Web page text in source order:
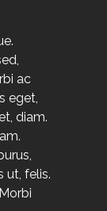
ac
eget,
diam.
ut, felis.